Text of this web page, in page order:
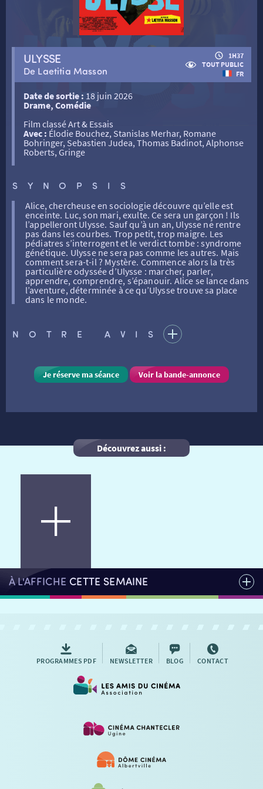
RETOUR
FILMS
HORAIRES
RETOUR
SÉANCES SPÉCIALES
THÉ CINÉ
RÉTRO VISION
LA PROG QUI OSE
AUTRES RENDEZ-VOUS
ATELIERS PRATIQUES
VISITE DE CABINE
STAGES VIDÉO
RETOUR
LA SÉLECTION DES AMIS DU CINÉMA & LES FILMS
D’ACTUALITÉS
LES DISPOSITIFS NATIONAUX
LES ATELIERS EN CLASSE
HISTORIQUE
ADHÉRER
PARTENAIRES
RETOUR
NOS SALLES
LE REX
LE DORON
ULYSSE
De Laetitia Masson
1H37
TOUT PUBLIC
FR
Date de sortie : 18 juin 2026
Drame, Comédie
Film classé Art & Essais
Avec : Élodie Bouchez, Stanislas Merhar, Romane
Bohringer, Sebastien Judea, Thomas Badinot, Alphonse
Roberts, Gringe
SYNOPSIS
Alice, chercheuse en sociologie découvre qu’elle est
enceinte. Luc, son mari, exulte. Ce sera un garçon ! Ils
l’appelleront Ulysse. Sauf qu’à un an, Ulysse ne rentre
pas dans les courbes. Trop petit, trop maigre. Les
pédiatres s’interrogent et le verdict tombe : syndrome
génétique. Ulysse ne sera pas comme les autres. Mais
comment sera-t-il ? Mystère. Commence alors la très
particulière odyssée d’Ulysse : marcher, parler,
apprendre, comprendre, s’épanouir. Alice se lance dans
l’aventure, déterminée à ce qu’Ulysse trouve sa place
dans le monde.
NOTRE AVIS
Je réserve ma séance Voir la bande-annonce
Découvrez aussi :
À L'AFFICHE CETTE SEMAINE
PROGRAMMES PDF NEWSLETTER BLOG CONTACT